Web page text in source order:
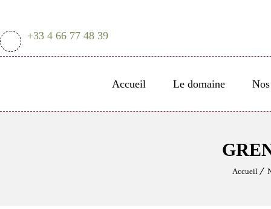
+33 4 66 77 48 39
Accueil Le domaine
Accueil